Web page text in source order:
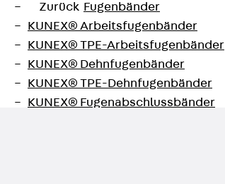
Zurück Fugenbänder
KUNEX® Arbeitsfugenbänder
KUNEX® TPE-Arbeitsfugenbänder
KUNEX® Dehnfugenbänder
KUNEX® TPE-Dehnfugenbänder
KUNEX® Fugenabschlussbänder